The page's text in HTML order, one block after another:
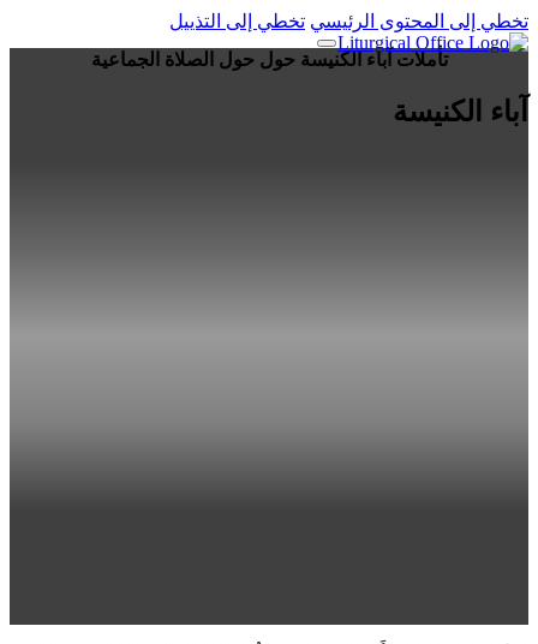
تخطي إلى المحتوى الرئيسي تخطي إلى التذييل
تأملات آباء الكنيسة حول حول الصلاة الجماعية
آباء الكنيسة